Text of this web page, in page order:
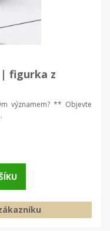
| figurka z
významem? ** Objevte